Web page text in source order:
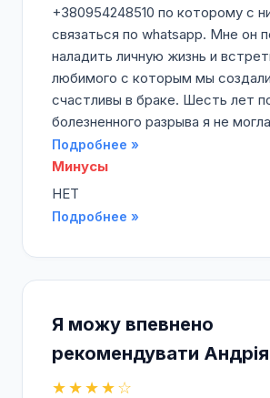
+380954248510 по которому с
связаться по whatsapp. Мне он
наладить личную жизнь и
любимого с которым мы
счастливы в браке. Шесть лет
болезненного разрыва я не
Подробнее »
Минусы
НЕТ
Подробнее »
Я можу впевнено
рекомендувати Андрія
★★★★☆